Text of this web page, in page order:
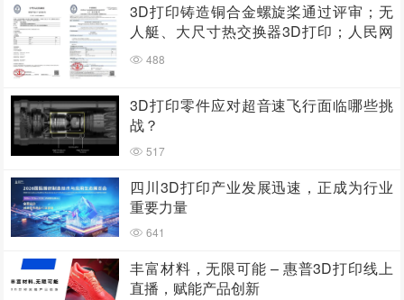
3D打印铸造铜合金螺旋桨通过评审；无
人艇、大尺寸热交换器3D打印；人民网
报道两家3D打印企业
488
3D打印零件应对超音速飞行面临哪些挑
战？
517
四川3D打印产业发展迅速，正成为行业
重要力量
641
丰富材料，无限可能 – 惠普3D打印线上
直播，赋能产品创新